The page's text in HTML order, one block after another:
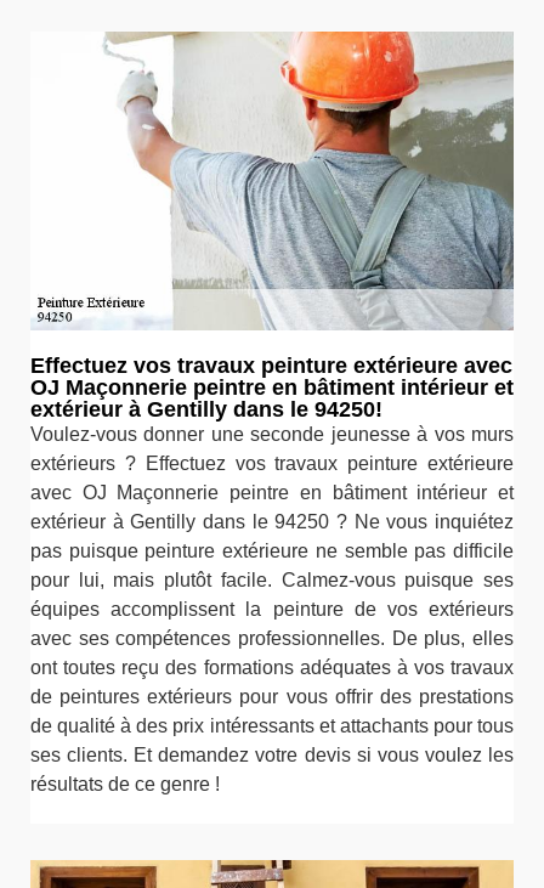
Effectuez vos travaux peinture extérieure avec
OJ Maçonnerie peintre en bâtiment intérieur et
extérieur à Gentilly dans le 94250!
Voulez-vous donner une seconde jeunesse à vos murs
extérieurs ? Effectuez vos travaux peinture extérieure
avec OJ Maçonnerie peintre en bâtiment intérieur et
extérieur à Gentilly dans le 94250 ? Ne vous inquiétez
pas puisque peinture extérieure ne semble pas difficile
pour lui, mais plutôt facile. Calmez-vous puisque ses
équipes accomplissent la peinture de vos extérieurs
avec ses compétences professionnelles. De plus, elles
ont toutes reçu des formations adéquates à vos travaux
de peintures extérieurs pour vous offrir des prestations
de qualité à des prix intéressants et attachants pour tous
ses clients. Et demandez votre devis si vous voulez les
résultats de ce genre !